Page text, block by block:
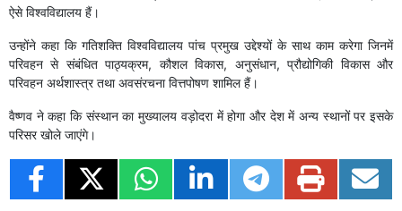
ऐसे विश्वविद्यालय हैं।
उन्होंने कहा कि गतिशक्ति विश्वविद्यालय पांच प्रमुख उद्देश्यों के साथ काम करेगा जिनमें
परिवहन से संबंधित पाठ्यक्रम, कौशल विकास, अनुसंधान, प्रौद्योगिकी विकास और
परिवहन अर्थशास्त्र तथा अवसंरचना वित्तपोषण शामिल हैं।
वैष्णव ने कहा कि संस्थान का मुख्यालय वड़ोदरा में होगा और देश में अन्य स्थानों पर इसके
परिसर खोले जाएंगे।